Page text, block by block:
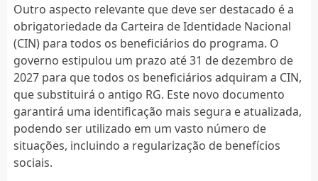
Outro aspecto relevante que deve ser destacado é a
obrigatoriedade da Carteira de Identidade Nacional
(CIN) para todos os beneficiários do programa. O
governo estipulou um prazo até 31 de dezembro de
2027 para que todos os beneficiários adquiram a CIN,
que substituirá o antigo RG. Este novo documento
garantirá uma identificação mais segura e atualizada,
podendo ser utilizado em um vasto número de
situações, incluindo a regularização de benefícios
sociais.